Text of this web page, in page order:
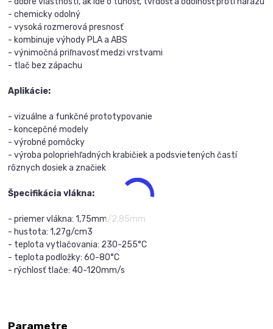
- chemicky odolný
- vysoká rozmerová presnosť
- kombinuje výhody PLA a ABS
- výnimočná priľnavosť medzi vrstvami
- tlač bez zápachu
Aplikácie:
- vizuálne a funkčné prototypovanie
- koncepčné modely
- výrobné pomôcky
- výroba polopriehľadných krabičiek a podsvietených častí
rôznych dosiek a značiek
Špecifikácia vlákna:
- priemer vlákna: 1,75mm/2,85mm
- hustota: 1,27g/cm3
- teplota vytlačovania: 230-255°C
- teplota podložky: 60-80°C
- rýchlosť tlače: 40-120mm/s
Parametre